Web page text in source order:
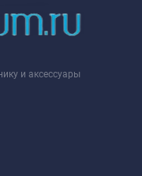
и аксессуары